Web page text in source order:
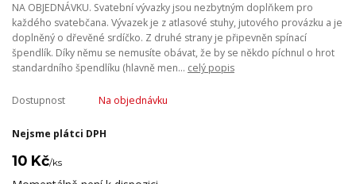
NA OBJEDNÁVKU. Svatební vývazky jsou nezbytným doplňkem pro
každého svatebčana. Vývazek je z atlasové stuhy, jutového provázku a je
doplněný o dřevěné srdíčko. Z druhé strany je připevněn spínací
špendlík. Díky němu se nemusíte obávat, že by se někdo píchnul o hrot
standardního špendlíku (hlavně men... celý popis
Dostupnost Na objednávku
Nejsme plátci DPH
10 Kč/ks